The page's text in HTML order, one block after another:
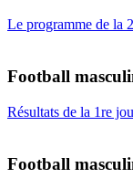
Le programme de la
Football
Résultats de la 1re
Football